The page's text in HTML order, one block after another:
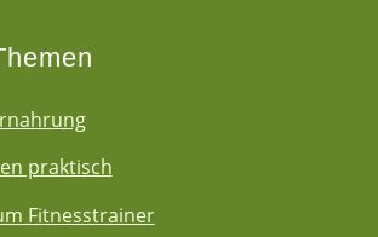
praktisch
Fitnesstrainer